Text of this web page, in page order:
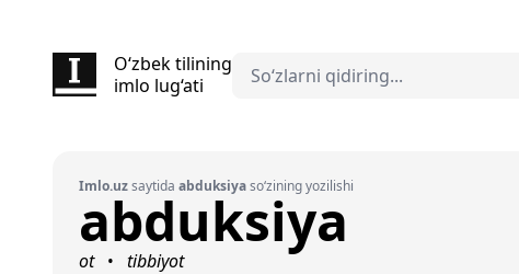
O‘zbek tilining
imlo lug‘ati
Imlo.uzsaytida abduksiyaso‘zining yozilishi
abduksiya
ot •
tibbiyot